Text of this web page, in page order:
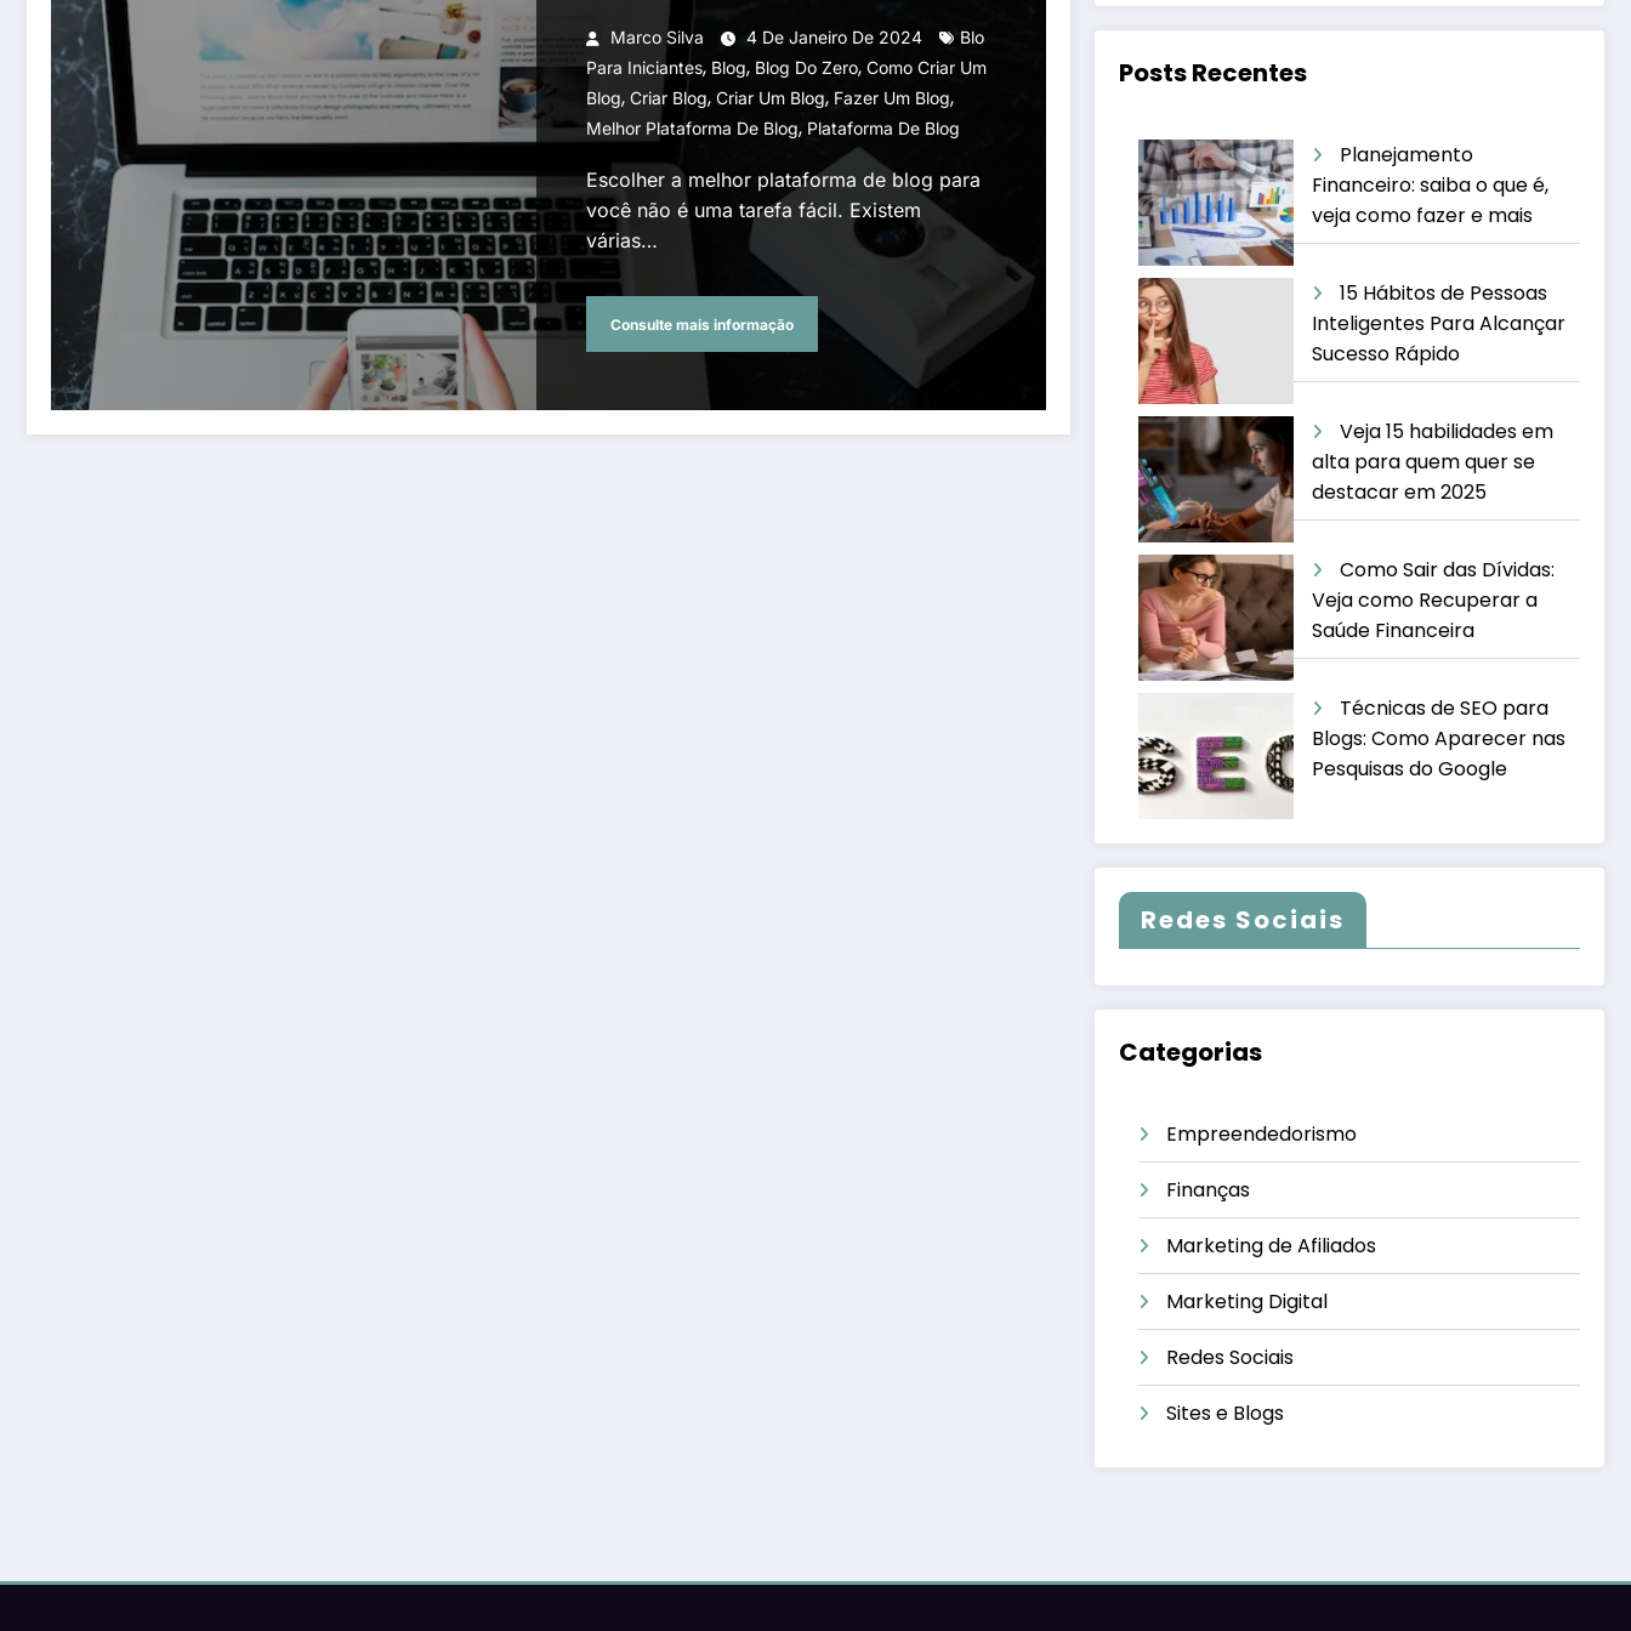
Marco Silva 4 De Janeiro De 2024
Blo
Para Iniciantes, Blog, Blog Do Zero, Como Criar Um
Blog, Criar Blog, Criar Um Blog, Fazer Um Blog,
Melhor Plataforma De Blog, Plataforma De Blog
Escolher a melhor plataforma de blog para
você não é uma tarefa fácil. Existem
várias…
Consulte mais informação
Posts Recentes
Planejamento
Financeiro: saiba o que é,
veja como fazer e mais
15 Hábitos de Pessoas
Inteligentes Para Alcançar
Sucesso Rápido
Veja 15 habilidades em
alta para quem quer se
destacar em 2025
Como Sair das Dívidas:
Veja como Recuperar a
Saúde Financeira
Técnicas de SEO para
Blogs: Como Aparecer nas
Pesquisas do Google
Redes Sociais
Categorias
Empreendedorismo
Finanças
Marketing de Afiliados
Marketing Digital
Redes Sociais
Sites e Blogs